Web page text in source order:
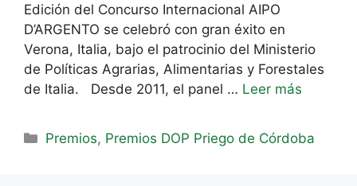
Edición del Concurso Internacional AIPO
D’ARGENTO se celebró con gran éxito en
Verona, Italia, bajo el patrocinio del Ministerio
de Políticas Agrarias, Alimentarias y Forestales
de Italia. Desde 2011, el panel … Leer más
Premios, Premios DOP Priego de Córdoba